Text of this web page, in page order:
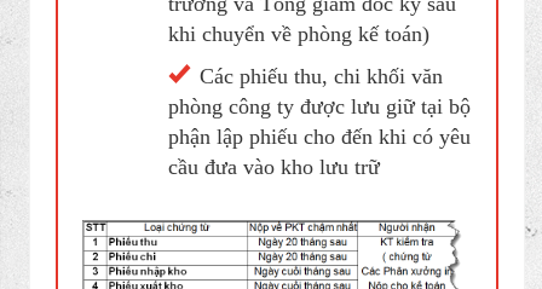
Download
Đóng thành cuốn theo loại và
kèm theo chứng từ gốc